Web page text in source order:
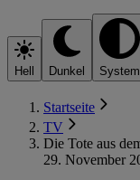
Hell Dunkel System
Startseite
TV
Die Tote aus
29. November